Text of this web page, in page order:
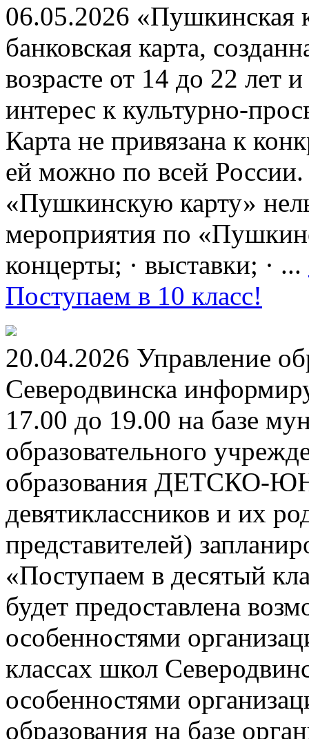
06.05.2026 «Пушкинская
банковская карта,
возрасте от 14 до 22 лет
интерес к культурно-
Карта не привязана к
ей можно по всей
«Пушкинскую карту»
мероприятия по
концерты; · выставки; · ...
Поступаем в 10 класс!
20.04.2026 Управление
Северодвинска
17.00 до 19.00 на базе
образовательного
образования
девятиклассников и их
представителей)
«Поступаем в десятый
будет предоставлена
особенностями
классах школ
особенностями
образования на базе